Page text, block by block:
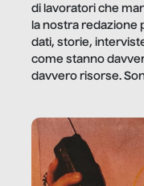
di lavoratori che
la nostra redazione
dati, storie,
come stanno
davvero risorse.